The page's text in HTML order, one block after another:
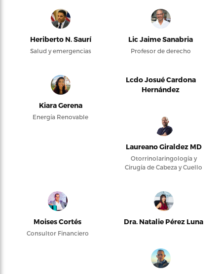
Heriberto N. Saurí
Salud y emergencias
Lic Jaime Sanabria
Profesor de derecho
Kiara Gerena
Energía Renovable
Lcdo Josué Cardona
Hernández
Laureano Giraldez MD
Otorrinolaringología y
Cirugía de Cabeza y Cuello
Moises Cortés
Consultor Financiero
Dra. Natalie Pérez Luna